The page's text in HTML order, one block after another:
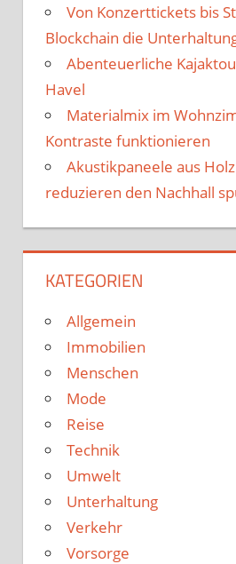
Von Konzerttickets bis
Blockchain die
Abenteuerliche
Havel
Materialmix im
Kontraste funktionieren
Akustikpaneele aus
reduzieren den Nachhall
KATEGORIEN
Allgemein
Immobilien
Menschen
Mode
Reise
Technik
Umwelt
Unterhaltung
Verkehr
Vorsorge